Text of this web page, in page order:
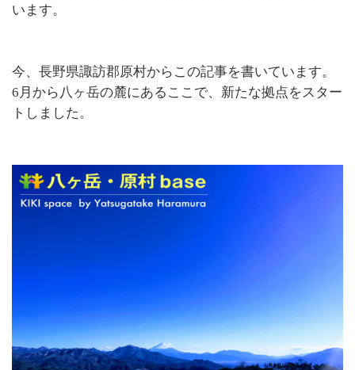
います。
今、長野県諏訪郡原村からこの記事を書いています。
6月から八ヶ岳の麓にあるここで、新たな拠点をスター
トしました。